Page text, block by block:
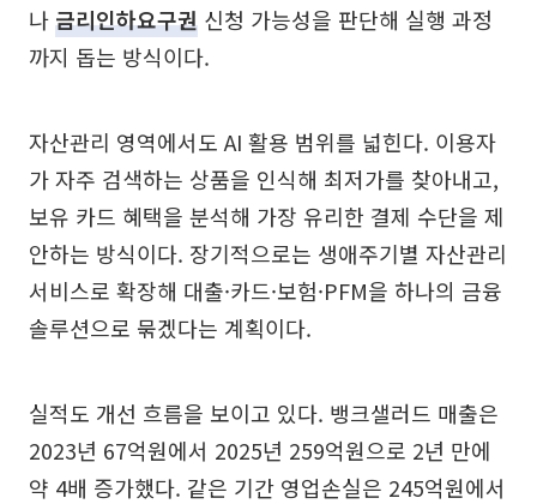
나금리인하요구권 신청 가능성을 판단해 실행 과정
까지 돕는 방식이다.
자산관리 영역에서도 AI 활용 범위를 넓힌다. 이용자
가 자주 검색하는 상품을 인식해 최저가를 찾아내고,
보유 카드 혜택을 분석해 가장 유리한 결제 수단을 제
안하는 방식이다. 장기적으로는 생애주기별 자산관리
서비스로 확장해 대출·카드·보험·PFM을 하나의 금융
솔루션으로 묶겠다는 계획이다.
실적도 개선 흐름을 보이고 있다. 뱅크샐러드 매출은
2023년 67억원에서 2025년 259억원으로 2년 만에
약 4배 증가했다. 같은 기간 영업손실은 245억원에서